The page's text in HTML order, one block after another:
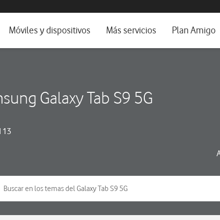
e idioma
Móviles y dispositivos
Ver todos
Más servicios Plan Amigo
Galaxy Tab S9 5G
13